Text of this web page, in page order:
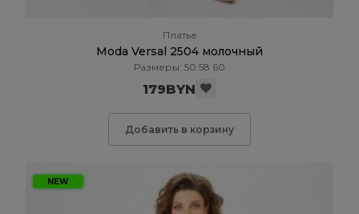
Платье
Moda Versal 2504 молочный
Размеры: 50 58 60
179BYN
Добавить в корзину
NEW